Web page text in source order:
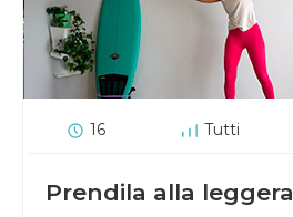
16 Tutti
Prendila alla leggera